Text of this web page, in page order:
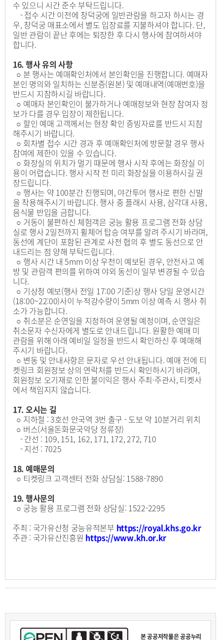
수 있으니 시간 준수 부탁드립니다.
- 접수 시간 이전에 창덕궁에 일반관람을 하고자 하시는 경
우, 창덕궁 매표소에서 별도 입장료를 지불하셔야 합니다. 단,
일반 관람이 끝난 후에는 퇴장한 후 다시 행사에 참여하셔야
합니다.
16. 행사 유의 사항
○ 본 행사는 예매확인처에서 본인확인을 진행합니다. 예매자
본인 명의와 일치하는 신분증(원본) 및 예매내역(예매번호)을
반드시 지참하시길 바랍니다.
○ 예매자 본인확인이 불가하거나 예매정보와 현장 참여자 정
보가 다를 경우 입장이 제한됩니다.
○ 할인 예매 고객께서는 현장 확인 증빙자료를 반드시 지참
해주시기 바랍니다.
○ 회차별 접수 시간 경과 후 예매확인처에 방문할 경우 행사
참여에 제한이 있을 수 있습니다.
○ 화장실의 위치가 멀기 때문에 행사 시작 후에는 화장실 이
용이 어렵습니다. 행사 시작 전 미리 화장실을 이용하시길 권
장드립니다.
○ 행사는 약 100분간 진행되며, 야간투어 행사로 편한 신발
을 착용해주시기 바랍니다. 행사 중 플래시 사용, 삼각대 사용,
음식물 반입을 금합니다.
○ 거동이 불편하신 체험객은 궁능 활용 프로그램 전화 상담
실로 행사 2일전까지 휠체어 탑승 여부를 알려 주시기 바라며,
동선에 계단이 포함된 관계로 사전 협의 후 별도 동선으로 안
내드리는 점 양해 부탁드립니다.
○ 행사 시간 내 5mm 이상 우천이 예보된 경우, 안전사고 예
방 및 관람객 편의를 위하여 야외 동선이 일부 변경될 수 있습
니다.
○ 기상청 예보(행사 전일 17:00 기준)상 행사 당일 운영시간
(18:00~22:00)사이 누적강수량이 5mm 이상 예측 시 행사 취
소가 가능합니다.
○ 취소분은 순연일을 지정하여 운영될 예정이며, 순연일은
취소문자 수신자에게 별도로 안내드립니다. 원활한 예매 미
관람을 위해 아래 예비일 일정을 반드시 확인하신 후 예매해
주시기 바랍니다.
○ 변동 및 안내사항은 문자로 우선 안내됩니다. 예매 전에 티
켓링크 회원정보 상의 연락처를 반드시 확인하시기 바라며,
회원정보 오기재로 인한 불이익은 행사 주최·주관사, 티켓사
에서 책임지지 않습니다.
17. 오시는 길
○ 지하철 : 3호선 안국역 3번 출구 - 도보 약 10분거리 위치
○ 버스(서울돈화문국악당 정류장)
- 간선 : 109, 151, 162, 171, 172, 272, 710
- 지선 : 7025
18. 예매문의
○ 티켓링크 고객센터 전화 상담실: 1588-7890
19. 행사문의
○ 궁능 활용 프로그램 전화 상담실: 1522-2295
주최 : 국가유산청 궁능유적본부 https://royal.khs.go.kr
주관 : 국가유산진흥원 https://www.kh.or.kr
본 공공저작물은 공공누리